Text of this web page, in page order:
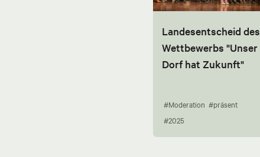
Landesentscheid des
Wettbewerbs "Unser
Dorf hat Zukunft"
#Moderation #präsent
#2025